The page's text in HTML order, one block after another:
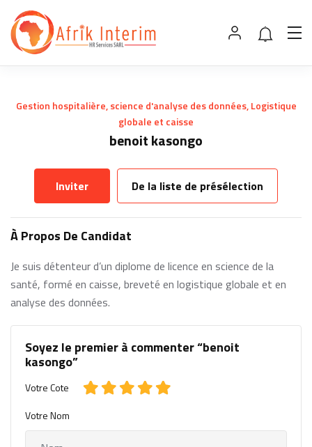
Gestion hospitalière, science d'analyse des données, Logistique
globale et caisse
benoit kasongo
Inviter De la liste de présélection
À Propos De Candidat
Je suis détenteur d’un diplome de licence en science de la
santé, formé en caisse, breveté en logistique globale et en
analyse des données.
Soyez le premier à commenter “benoit
kasongo”
Votre Cote
Votre Nom